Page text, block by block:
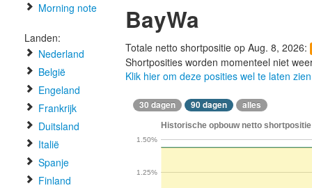
Morning note
Landen:
Nederland
België
Engeland
Frankrijk
Duitsland
Italië
Spanje
Finland
BayWa
Totale netto shortpositie op Aug. 8, 2026:
Shortposities worden momenteel niet
Klik hier om deze posities wel te laten zien
30 dagen 90 dagen alles
Historische opbouw netto
1.25%
1.50%